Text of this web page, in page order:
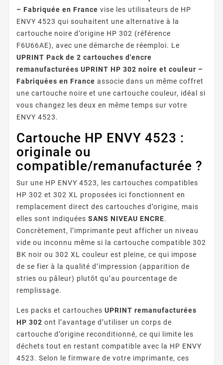
– Fabriquée en France vise les utilisateurs de HP
ENVY 4523 qui souhaitent une alternative à la
cartouche noire d’origine HP 302 (référence
F6U66AE), avec une démarche de réemploi. Le
UPRINT Pack de 2 cartouches d'encre
remanufacturées UPRINT HP 302 noire et couleur –
Fabriquées en France associe dans un même coffret
une cartouche noire et une cartouche couleur, idéal si
vous changez les deux en même temps sur votre
ENVY 4523.
Cartouche HP ENVY 4523 :
originale ou
compatible/remanufacturée ?
Sur une HP ENVY 4523, les cartouches compatibles
HP 302 et 302 XL proposées ici fonctionnent en
remplacement direct des cartouches d’origine, mais
elles sont indiquées SANS NIVEAU ENCRE.
Concrètement, l’imprimante peut afficher un niveau
vide ou inconnu même si la cartouche compatible 302
BK noir ou 302 XL couleur est pleine, ce qui impose
de se fier à la qualité d’impression (apparition de
stries ou pâleur) plutôt qu’au pourcentage de
remplissage.
Les packs et cartouches UPRINT remanufacturées
HP 302 ont l’avantage d’utiliser un corps de
cartouche d’origine reconditionné, ce qui limite les
déchets tout en restant compatible avec la HP ENVY
4523. Selon le firmware de votre imprimante, ces